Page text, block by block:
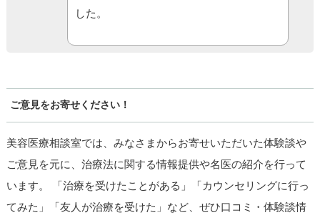
した。
ご意見をお寄せください！
美容医療相談室では、みなさまからお寄せいただいた体験談や
ご意見を元に、治療法に関する情報提供や名医の紹介を行って
います。 「治療を受けたことがある」「カウンセリングに行っ
てみた」「友人が治療を受けた」など、ぜひ口コミ・体験談情